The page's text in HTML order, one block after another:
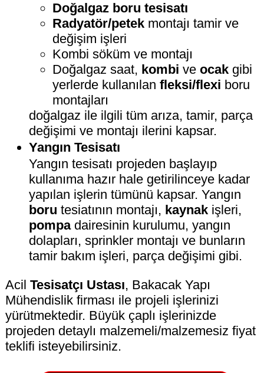
Doğalgaz boru tesisatı
Radyatör/petek montajı tamir ve
değişim işleri
Kombi söküm ve montajı
Doğalgaz saat, kombi veocak gibi
yerlerde kullanılanfleksi/flexi boru
montajları
doğalgaz ile ilgili tüm arıza, tamir, parça
değişimi ve montajı ilerini kapsar.
Yangın Tesisatı
Yangın tesisatı projeden başlayıp
kullanıma hazır hale getirilinceye kadar
yapılan işlerin tümünü kapsar. Yangın
boru tesiatının montajı, kaynak işleri,
pompadairesinin kurulumu, yangın
dolapları, sprinkler montajı ve bunların
tamir bakım işleri, parça değişimi gibi.
AcilTesisatçı Ustası, Bakacak Yapı
Mühendislik firması ile projeli işlerinizi
yürütmektedir. Büyük çaplı işlerinizde
projeden detaylı malzemeli/malzemesiz fiyat
teklifi isteyebilirsiniz.